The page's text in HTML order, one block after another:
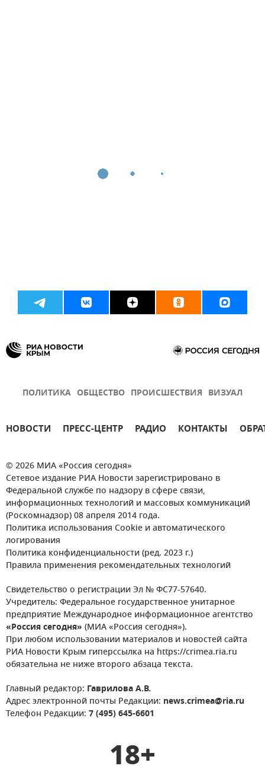
ПОЛИТИКА ОБЩЕСТВО ПРОИСШЕСТВИЯ ВИЗУАЛ
НОВОСТИ ПРЕСС-ЦЕНТР РАДИО КОНТАКТЫ
© 2026 МИА «Россия сегодня»
Сетевое издание РИА Новости зарегистрировано в
Федеральной службе по надзору в сфере связи,
информационных технологий и массовых коммуникаций
(Роскомнадзор) 08 апреля 2014 года.
Политика использования Cookie и автоматического
логирования
Политика конфиденциальности (ред. 2023 г.)
Правила применения рекомендательных технологий
Свидетельство о регистрации Эл № ФС77-57640.
Учредитель: Федеральное государственное унитарное
предприятие Международное информационное агентство
«Россия сегодня» (МИА «Россия сегодня»).
При любом использовании материалов и новостей сайта
РИА Новости Крым гиперссылка на https://crimea.ria.ru
обязательна не ниже второго абзаца текста.
Главный редактор: Гаврилова А.В.
Адрес электронной почты Редакции: news.crimea@ria.ru
Телефон Редакции: 7 (495) 645-6601